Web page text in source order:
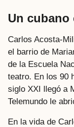
Un
Carlos Acosta-
el barrio de
de la Escuela
teatro. En los 90
siglo XXI llegó a
Telemundo le
En la vida de